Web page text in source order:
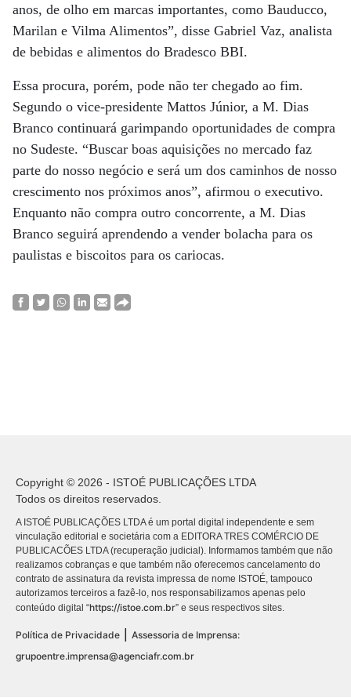
anos, de olho em marcas importantes, como Bauducco,
Marilan e Vilma Alimentos”, disse Gabriel Vaz, analista
de bebidas e alimentos do Bradesco BBI.
Essa procura, porém, pode não ter chegado ao fim.
Segundo o vice-presidente Mattos Júnior, a M. Dias
Branco continuará garimpando oportunidades de compra
no Sudeste. “Buscar boas aquisições no mercado faz
parte do nosso negócio e será um dos caminhos de nosso
crescimento nos próximos anos”, afirmou o executivo.
Enquanto não compra outro concorrente, a M. Dias
Branco seguirá aprendendo a vender bolacha para os
paulistas e biscoitos para os cariocas.
Copyright © 2026 - ISTOÉ PUBLICAÇÕES LTDA
Todos os direitos reservados.
A ISTOÉ PUBLICAÇÕES LTDA é um portal digital independente e sem
vinculação editorial e societária com a EDITORA TRES COMÉRCIO DE
PUBLICACÕES LTDA (recuperação judicial). Informamos também que não
realizamos cobranças e que também não oferecemos cancelamento do
contrato de assinatura da revista impressa de nome ISTOÉ, tampouco
autorizamos terceiros a fazê-lo, nos responsabilizamos apenas pelo
conteúdo digital “https://istoe.com.br” e seus respectivos sites.
Política de Privacidade | Assessoria de Imprensa:
grupoentre.imprensa@agenciafr.com.br